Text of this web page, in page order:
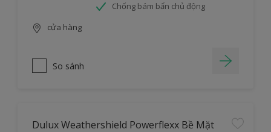
Chống bám bẩn chủ động
cửa hàng
So sánh
Dulux Weathershield Powerflexx Bề Mặt